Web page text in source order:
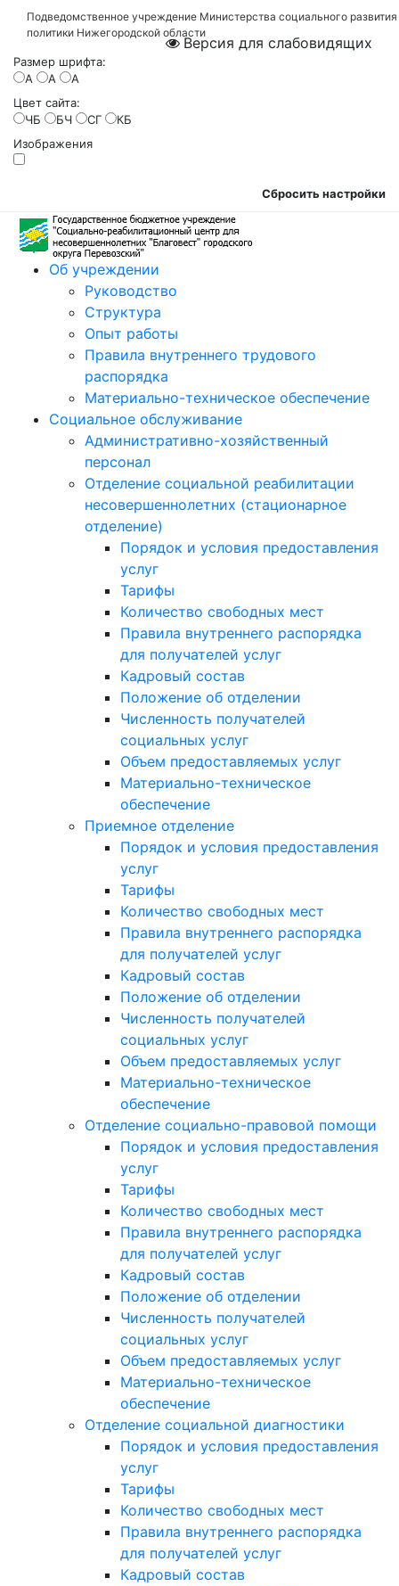
Подведомственное учреждение Министерства социального
политики Нижегородской области
Версия для слабовидящих
Размер шрифта:
A
A
A
Цвет сайта:
ЧБ
БЧ СГ
КБ
Изображения
Сбросить настройки
Об учреждении
Руководство
Структура
Опыт работы
Правила внутреннего трудового
распорядка
Материально-техническое обеспечение
Социальное обслуживание
Административно-хозяйственный
персонал
Отделение социальной реабилитации
несовершеннолетних (стационарное
отделение)
Порядок и условия предоставления
услуг
Тарифы
Количество свободных мест
Правила внутреннего распорядка
для получателей услуг
Кадровый состав
Положение об отделении
Численность получателей
социальных услуг
Объем предоставляемых услуг
Материально-техническое
обеспечение
Приемное отделение
Порядок и условия предоставления
услуг
Тарифы
Количество свободных мест
Правила внутреннего распорядка
для получателей услуг
Кадровый состав
Положение об отделении
Численность получателей
социальных услуг
Объем предоставляемых услуг
Материально-техническое
обеспечение
Отделение социально-правовой помощи
Порядок и условия предоставления
услуг
Тарифы
Количество свободных мест
Правила внутреннего распорядка
для получателей услуг
Кадровый состав
Положение об отделении
Численность получателей
социальных услуг
Объем предоставляемых услуг
Материально-техническое
обеспечение
Отделение социальной диагностики
Порядок и условия предоставления
услуг
Тарифы
Количество свободных мест
Правила внутреннего распорядка
для получателей услуг
Кадровый состав